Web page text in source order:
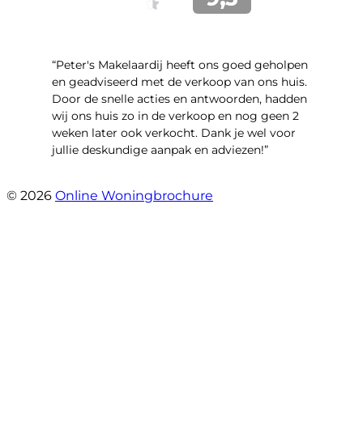
“Peter's Makelaardij heeft ons goed geholpen
en geadviseerd met de verkoop van ons huis.
Door de snelle acties en antwoorden, hadden
wij ons huis zo in de verkoop en nog geen 2
weken later ook verkocht. Dank je wel voor
jullie deskundige aanpak en adviezen!”
© 2026 Online Woningbrochure